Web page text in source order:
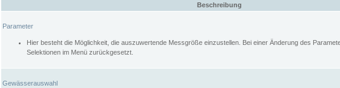
Beschreibung
Parameter
Hier besteht die Möglichkeit, die auszuwertende Messgröße einzustellen. Bei einer Änderung des
Selektionen im Menü zurückgesetzt.
Gewässerauswahl